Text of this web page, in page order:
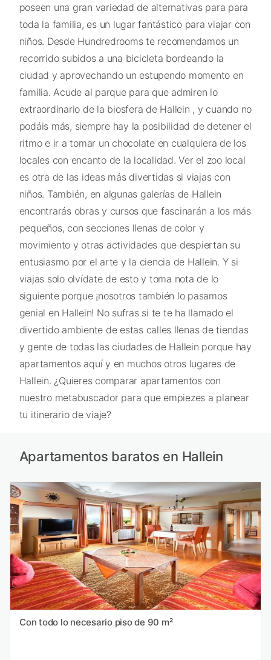
poseen una gran variedad de alternativas para para
toda la familia, es un lugar fantástico para viajar con
niños. Desde Hundredrooms te recomendamos un
recorrido subidos a una bicicleta bordeando la
ciudad y aprovechando un estupendo momento en
familia. Acude al parque para que admiren lo
extraordinario de la biosfera de Hallein , y cuando no
podáis más, siempre hay la posibilidad de detener el
ritmo e ir a tomar un chocolate en cualquiera de los
locales con encanto de la localidad. Ver el zoo local
es otra de las ideas más divertidas si viajas con
niños. También, en algunas galerías de Hallein
encontrarás obras y cursos que fascinarán a los más
pequeños, con secciones llenas de color y
movimiento y otras actividades que despiertan su
entusiasmo por el arte y la ciencia de Hallein. Y si
viajas solo olvídate de esto y toma nota de lo
siguiente porque ¡nosotros también lo pasamos
genial en Hallein! No sufras si te te ha llamado el
divertido ambiente de estas calles llenas de tiendas
y gente de todas las ciudades de Hallein porque hay
apartamentos aquí y en muchos otros lugares de
Hallein. ¿Quieres comparar apartamentos con
nuestro metabuscador para que empiezes a planear
tu itinerario de viaje?
Apartamentos baratos en Hallein
Con todo lo necesario piso de 90 m²